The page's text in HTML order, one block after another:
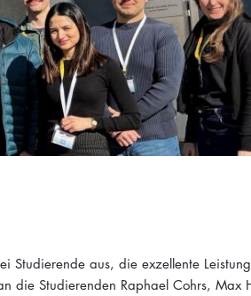
Studierende aus, die exzellente
die Studierenden Raphael Cohrs, Max